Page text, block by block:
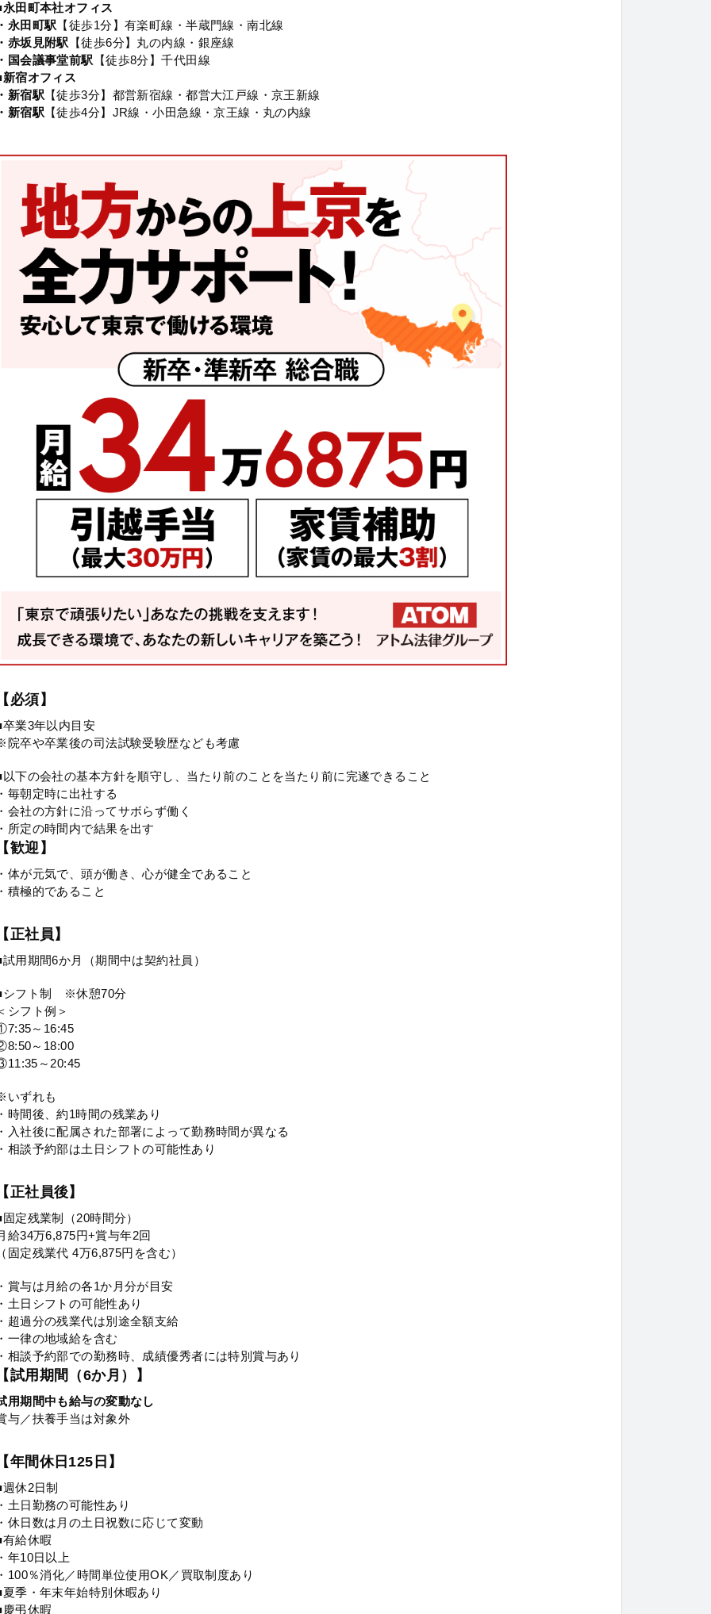
永田町本社オフィス
永田町駅 【徒歩1分】有楽町線・半蔵門線・南北線
赤坂見附駅
【徒歩6分】丸の内線・銀座線
国会議事堂前駅
【徒歩8分】千代田線
新宿オフィス
新宿駅 【徒歩3分】都営新宿線・都営大江戸線・京王新線
新宿駅 【徒歩4分】JR線・小田急線・京王線・丸の内線
必須】
卒業3年以内目安
院卒や卒業後の司法試験受験歴なども考慮
以下の会社の基本方針を順守し、当たり前のことを当たり前に完遂できること
毎朝定時に出社する
会社の方針に沿ってサボらず働く
所定の時間内で結果を出す
歓迎】
体が元気で、頭が働き、心が健全であること
積極的であること
正社員】
試用期間6か月（期間中は契約社員）
シフト制 ※休憩70分
シフト例＞
～16:45
～18:00
～20:45
いずれも
時間後、約1時間の残業あり
入社後に配属された部署によって勤務時間が異なる
相談予約部は土日シフトの可能性あり
正社員後】
定残業制（20時間分）
給34万6,875円+賞与年2回
固定残業代 4万6,875円を含む）
賞与は月給の各1か月分が目安
土日シフトの可能性あり
超過分の残業代は別途全額支給
一律の地域給を含む
相談予約部での勤務時、成績優秀者には特別賞与あり
試用期間（6か月）】
用期間中も給与の変動なし
与／扶養手当は対象外
年間休日125日】
休2日制
土日勤務の可能性あり
休日数は月の土日祝数に応じて変動
有給休暇
年10日以上
100％消化／時間単位使用OK／買取制度あり
夏季・年末年始特別休暇あり
慶弔休暇